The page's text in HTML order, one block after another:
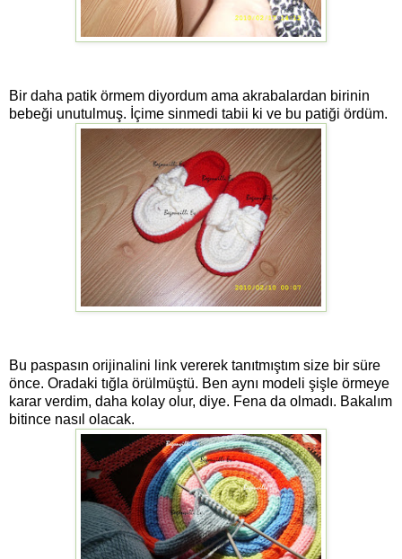
Bir daha patik örmem diyordum ama akrabalardan birinin
bebeği unutulmuş. İçime sinmedi tabii ki ve bu patiği ördüm.
Bu paspasın orijinalini link vererek tanıtmıştım size bir süre
önce. Oradaki tığla örülmüştü. Ben aynı modeli şişle örmeye
karar verdim, daha kolay olur, diye. Fena da olmadı. Bakalım
bitince nasıl olacak.